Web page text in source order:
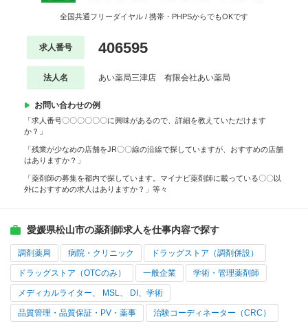
全国共通フリーダイヤル / 携帯・PHPSからでもOKです
求人番号 406595
法人名 あい薬局三津店 有限会社あい薬局
お問い合わせの例
「求人番号〇〇〇〇〇〇に興味があるので、詳細を教えていただけます
か？」
「残業が少なめの店舗をJR〇〇線の沿線で探していますが、おすすめの店舗
はありますか？」
「薬剤師の募集を都内で探しています。マイナビ薬剤師に載っている〇〇以
外におすすめの求人はありますか？」等々
愛媛県松山市の薬剤師求人を仕事内容で探す
調剤薬局 病院・クリニック ドラッグストア（調剤併設）
ドラッグストア（OTCのみ） 一般企業 学術・管理薬剤師
メディカルライター、 MSL、 DI、学術
品質管理・品質保証・PV・薬事 治験コーディネーター（CRC）